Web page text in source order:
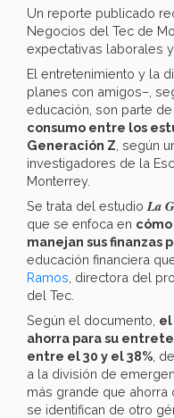
Un reporte publicado
Negocios del Tec de
expectativas laborales
El entretenimiento y la
planes con amigos–,
educación, son parte
consumo entre los
Generación Z , según
investigadores de la
Monterrey.
Se trata del estudio La
que se enfoca en
manejan sus finanzas
educación financiera
Ramos , directora del
del Tec.
Según el documento, el
ahorra para su
entre el 30 y el 38% ,
a la división de
más grande que
se identifican de otro